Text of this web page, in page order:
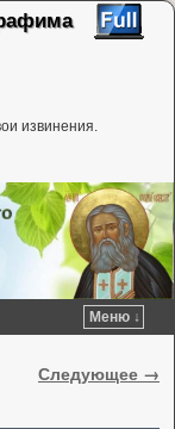
извинения.
Меню ↓
Следующее →